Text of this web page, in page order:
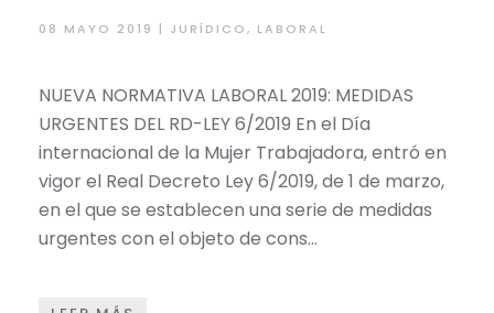
08 MAYO 2019 | JURÍDICO, LABORAL
NUEVA NORMATIVA LABORAL 2019: MEDIDAS
URGENTES DEL RD-LEY 6/2019 En el Día
internacional de la Mujer Trabajadora, entró en
vigor el Real Decreto Ley 6/2019, de 1 de marzo,
en el que se establecen una serie de medidas
urgentes con el objeto de cons…